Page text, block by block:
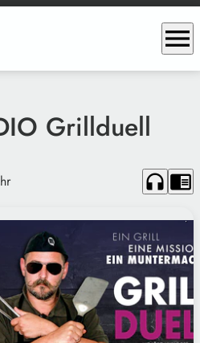
menu
Grillduell
headphones chrome_reader_mode
.